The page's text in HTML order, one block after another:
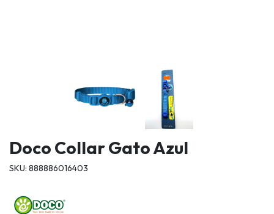
Doco Collar Gato Azul
SKU: 888886016403